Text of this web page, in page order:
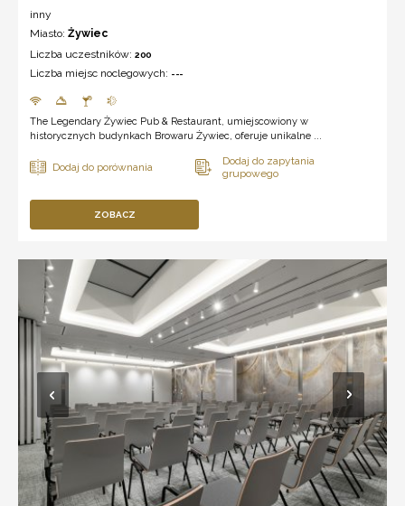
inny
Miasto: Żywiec
Liczba uczestników: 200
Liczba miejsc noclegowych: ---
The Legendary Żywiec Pub & Restaurant, umiejscowiony w
historycznych budynkach Browaru Żywiec, oferuje unikalne ...
ZOBACZ